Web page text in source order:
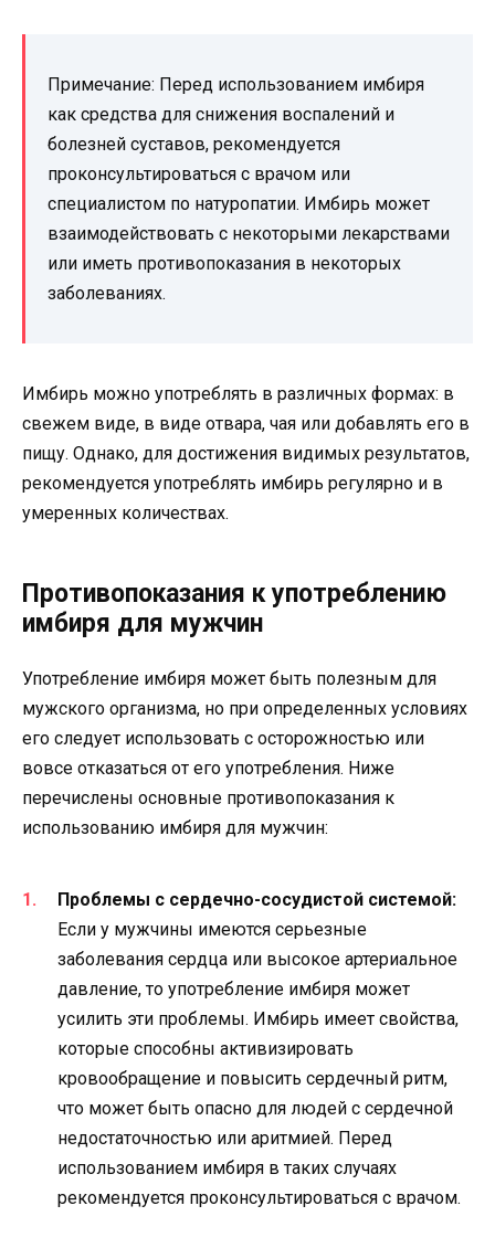
Примечание: Перед использованием имбиря
как средства для снижения воспалений и
болезней суставов, рекомендуется
проконсультироваться с врачом или
специалистом по натуропатии. Имбирь может
взаимодействовать с некоторыми лекарствами
или иметь противопоказания в некоторых
заболеваниях.
Имбирь можно употреблять в различных формах: в
свежем виде, в виде отвара, чая или добавлять его в
пищу. Однако, для достижения видимых результатов,
рекомендуется употреблять имбирь регулярно и в
умеренных количествах.
Противопоказания к употреблению
имбиря для мужчин
Употребление имбиря может быть полезным для
мужского организма, но при определенных условиях
его следует использовать с осторожностью или
вовсе отказаться от его употребления. Ниже
перечислены основные противопоказания к
использованию имбиря для мужчин:
Проблемы с сердечно-сосудистой системой:
Если у мужчины имеются серьезные
заболевания сердца или высокое артериальное
давление, то употребление имбиря может
усилить эти проблемы. Имбирь имеет свойства,
которые способны активизировать
кровообращение и повысить сердечный ритм,
что может быть опасно для людей с сердечной
недостаточностью или аритмией. Перед
использованием имбиря в таких случаях
рекомендуется проконсультироваться с врачом.